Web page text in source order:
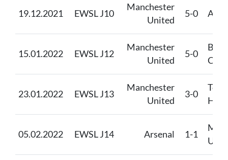
19.12.2021 EWSL J10
Manchester
United
5-0
15.01.2022 EWSL J12
Manchester
United
5-0
City
23.01.2022 EWSL J13
Manchester
United
3-0
05.02.2022 EWSL J14 Arsenal 1-1